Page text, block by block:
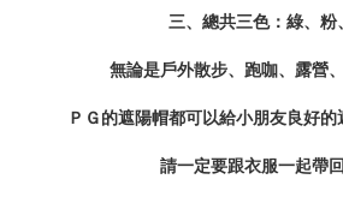
三、總共三色：綠、粉
無論是戶外散步、跑咖、露營
ＰＧ的遮陽帽都可以給小朋友良好的
請一定要跟衣服一起帶